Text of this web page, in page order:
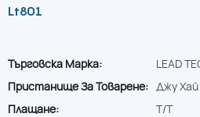
Lt801
Търговска Марка:
LEAD
Пристанище За Товарене: Джу Хай
Плащане:
T/T